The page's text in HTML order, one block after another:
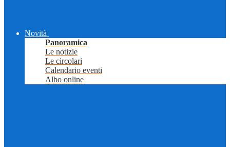
Novità
Panoramica
Le notizie
Le circolari
Calendario eventi
Albo online